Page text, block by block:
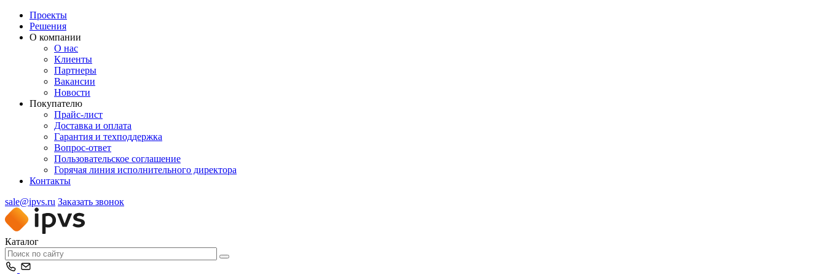
Проекты
Решения
О компании
О нас
Клиенты
Партнеры
Вакансии
Новости
Покупателю
Прайс-лист
Доставка и оплата
Гарантия и техподдержка
Вопрос-ответ
Пользовательское соглашение
Горячая линия исполнительного директора
Контакты
sale@ipvs.ru Заказать звонок
Каталог